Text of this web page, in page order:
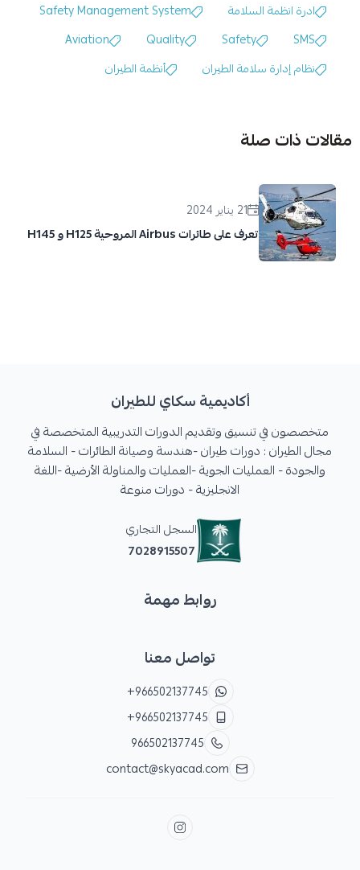
ادرة انظمة السلامة
Safety Management System
SMS
Safety
Quality
Aviation
نظام إدارة سلامة الطيران
أنظمة الطيران
مقالات ذات صلة
21 يناير 2024
تعرف على طائرات Airbus المروحية H125 و H145
أكاديمية سكاي للطيران
متخصصون في تنسيق وتقديم الدورات التدريبية المتخصصة في
مجال الطيران : دورات طيران -هندسة وصيانة الطائرات - السلامة
والجودة - العمليات الجوية -العمليات والمناولة الأرضية -اللغة
الانجليزية - دورات منوعة
السجل التجاري
7028915507
روابط مهمة
تواصل معنا
+966502137745
+966502137745
966502137745
contact@skyacad.com